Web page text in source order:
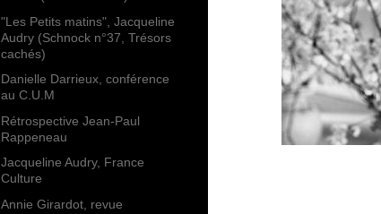
"Les Petits matins", Jacqueline
Audry (Schnock n°37, Trésors
cachés)
Danielle Darrieux, conférence
au C.U.M
Rétrospective Jean-Paul
Rappeneau
Jacqueline Audry, France
Culture
Annie Girardot, revue